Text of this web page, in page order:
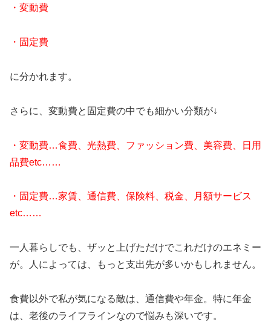
・変動費
・固定費
に分かれます。
さらに、変動費と固定費の中でも細かい分類が↓
・変動費…食費、光熱費、ファッション費、美容費、日用
品費etc……
・固定費…家賃、通信費、保険料、税金、月額サービス
etc……
一人暮らしでも、ザッと上げただけでこれだけのエネミー
が。人によっては、もっと支出先が多いかもしれません。
食費以外で私が気になる敵は、通信費や年金。特に年金
は、老後のライフラインなので悩みも深いです。